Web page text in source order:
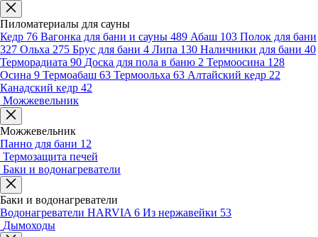
Пиломатериалы для сауны
Кедр 76 Вагонка для бани и сауны 489 Абаш 103 Полок для бани
327 Ольха 275 Брус для бани 4 Липа 130 Наличники для бани 40
Терморадиата 90 Доска для пола в баню 2 Термоосина 128
Осина 9 Термоабаш 63 Термоольха 63 Алтайский кедр 22
Канадский кедр 42
Можжевельник
Можжевельник
Панно для бани 12
Термозащита печей
Баки и водонагреватели
Баки и водонагреватели
Водонагреватели HARVIA 6 Из нержавейки 53
Дымоходы